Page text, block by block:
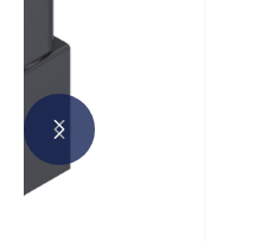

